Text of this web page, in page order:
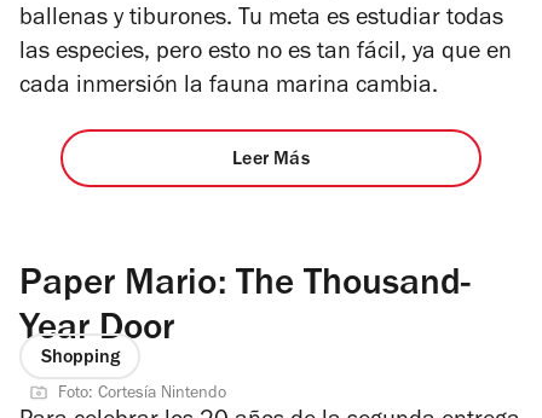
ballenas y tiburones. Tu meta es estudiar todas
las especies, pero esto no es tan fácil, ya que en
cada inmersión la fauna marina cambia.
Leer Más
Paper Mario: The Thousand-
Year Door
Shopping
Foto: Cortesía Nintendo